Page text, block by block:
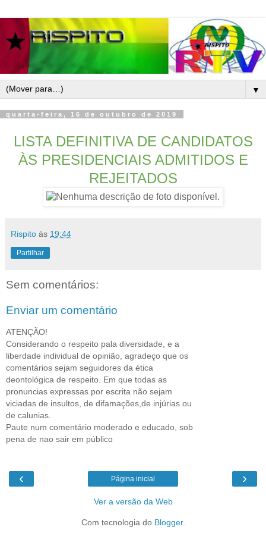
▼
quarta-feira, 16 de outubro de 2019
LISTA DEFINITIVA DE CANDIDATOS
ÀS PRESIDENCIAIS ADMITIDOS E
REJEITADOS
Rispito às 19:44
Partilhar
Sem comentários:
Enviar um comentário
ATENÇÃO!
Considerando o respeito pala diversidade, e a
liberdade individual de opinião, agradeço que os
comentários sejam seguidores da ética
deontológica de respeito. Em que todas as
pronuncias expressas por escrita não sejam
viciadas de insultos, de difamações,de injúrias ou
de calunias.
Paute num comentário moderado e educado, sob
pena de nao sair em público
‹ ›
Página inicial
Ver a versão da Web
Com tecnologia do Blogger.